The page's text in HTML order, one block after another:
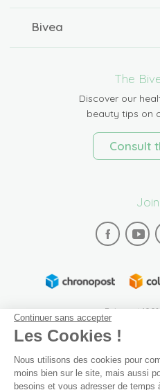
Bivea
The
Discover our
beauty tips on
Consult
Paiement
Continuer sans accepter
Les Cookies !
Nous utilisons des cookies pour
moins bien sur le site, mais aussi
besoins et vous adresser de temps